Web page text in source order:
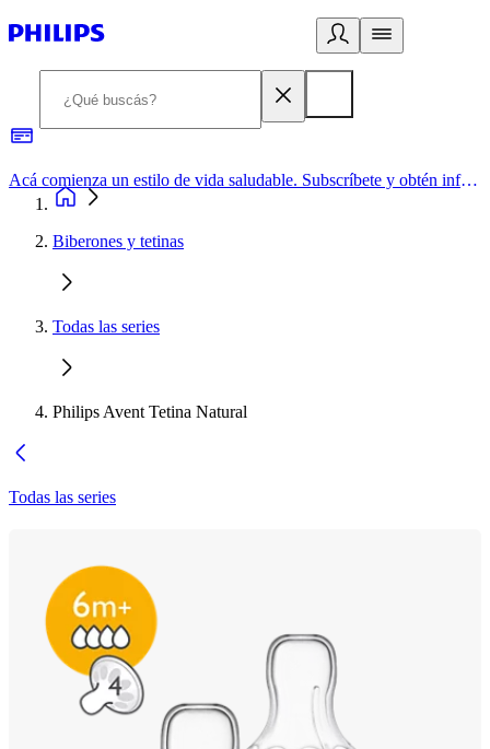
Acá comienza un estilo de vida saludable. Subscríbete y obtén información de primera mano
Biberones y tetinas
Todas las series
Philips Avent Tetina Natural
Todas las series